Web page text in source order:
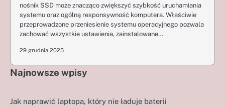
nośnik SSD może znacząco zwiększyć szybkość uruchamiania
systemu oraz ogólną responsywność komputera. Właściwie
przeprowadzone przeniesienie systemu operacyjnego pozwala
zachować wszystkie ustawienia, zainstalowane…
29 grudnia 2025
Najnowsze wpisy
Jak naprawić laptopa, który nie ładuje baterii